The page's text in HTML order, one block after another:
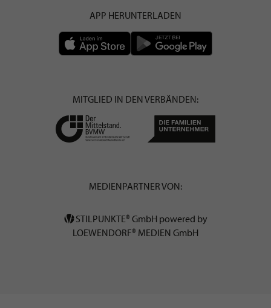
APP HERUNTERLADEN
MITGLIED IN DEN VERBÄNDEN:
MEDIENPARTNER VON:
STILPUNKTE® GmbH powered by
LOEWENDORF® MEDIEN GmbH